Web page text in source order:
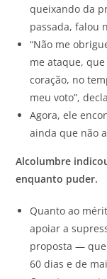
queixando da
passada, falou
“Não me
me ataque,
coração, no
meu voto”,
Agora, ele
ainda que não
Alcolumbre
enquanto puder.
Quanto ao
apoiar a
proposta — que
60 dias e de